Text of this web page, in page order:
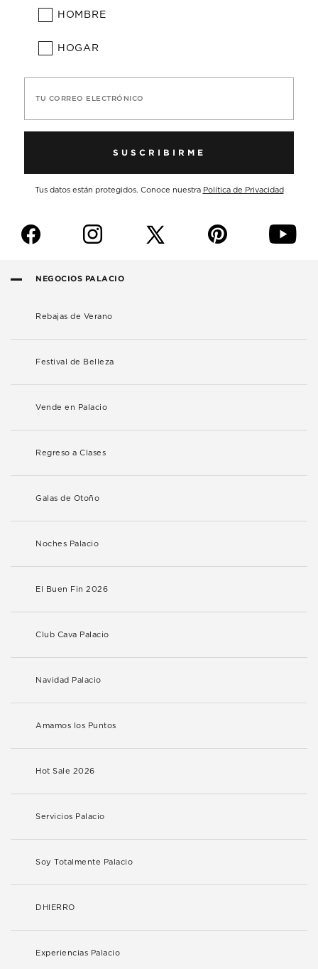
HOMBRE
HOGAR
TU CORREO ELECTRÓNICO
SUSCRIBIRME
Tus datos están protegidos. Conoce nuestra Política de Privacidad
f i p y
NEGOCIOS PALACIO
Rebajas de Verano
Festival de Belleza
Vende en Palacio
Regreso a Clases
Galas de Otoño
Noches Palacio
El Buen Fin 2026
Club Cava Palacio
Navidad Palacio
Amamos los Puntos
Hot Sale 2026
Servicios Palacio
Soy Totalmente Palacio
DHIERRO
Experiencias Palacio